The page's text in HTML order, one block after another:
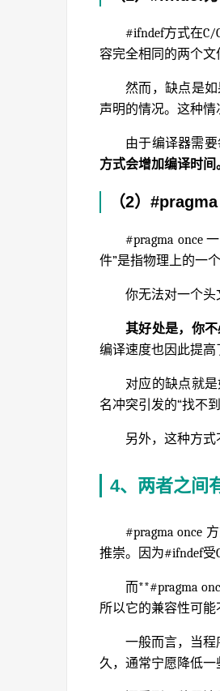
#ifndef方式在
容完全相同的两个文
然而，缺点是
声明的情况。这种情
由于编译器需
方式会增加编译时间
（2）
#pragma once
件”是指物理上的一
你无法对一个头
其好处是，你
编译速度也因此提高
对应的缺点就
名冲突引发的“找不
另外，这种方式
4、两者之间
#pragma once
推崇。因为#ifndef受
而**#pragma
所以它的兼容性可能
一般而言，当程
久，通常宁愿降低一